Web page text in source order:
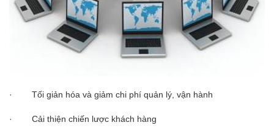
· Tối giản hóa và giảm chi phí quản lý, vận hành
· Cải thiện chiến lược khách hàng